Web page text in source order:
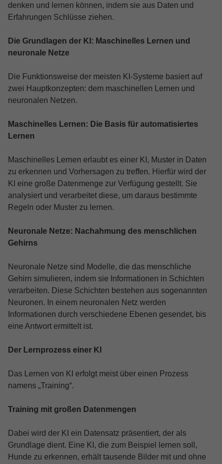
denken und lernen können, indem sie aus Daten und
Erfahrungen Schlüsse ziehen.
Die Grundlagen der KI: Maschinelles Lernen und
neuronale Netze
Die Funktionsweise der meisten KI-Systeme basiert auf
zwei Hauptkonzepten: dem maschinellen Lernen und
neuronalen Netzen.
Maschinelles Lernen: Die Basis für automatisiertes
Lernen
Maschinelles Lernen erlaubt es einer KI, Muster in Daten
zu erkennen und Vorhersagen zu treffen. Hierfür wird der
KI eine große Datenmenge zur Verfügung gestellt. Sie
analysiert und verarbeitet diese, um daraus bestimmte
Regeln oder Muster zu lernen.
Neuronale Netze: Nachahmung des menschlichen
Gehirns
Neuronale Netze sind Modelle, die das menschliche
Gehirn simulieren, indem sie Informationen in Schichten
verarbeiten. Diese Schichten bestehen aus sogenannten
Neuronen. In einem neuronalen Netz werden
Informationen durch verschiedene Ebenen gesendet, bis
eine Antwort ermittelt ist.
Der Lernprozess einer KI
Das Lernen von KI erfolgt meist über einen Prozess
namens „Training“.
Training mit großen Datenmengen
Dabei wird der KI ein Datensatz präsentiert, der als
Grundlage dient. Eine KI, die zum Beispiel lernen soll,
Hunde zu erkennen, erhält tausende Bilder mit und ohne